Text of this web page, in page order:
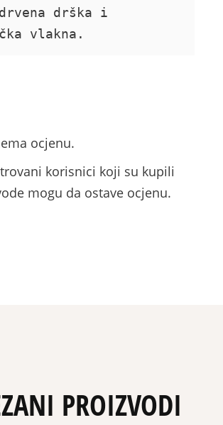
drška i
vlakna.
ocjenu.
korisnici koji su kupili
mogu da ostave ocjenu.
PROIZVODI